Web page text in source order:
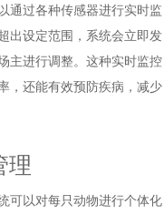
通过各种传感器进行实时监
出设定范围，系统会立即发
主进行调整。这种实时监控
，还能有效预防疾病，减少
理
可以对每只动物进行个体化